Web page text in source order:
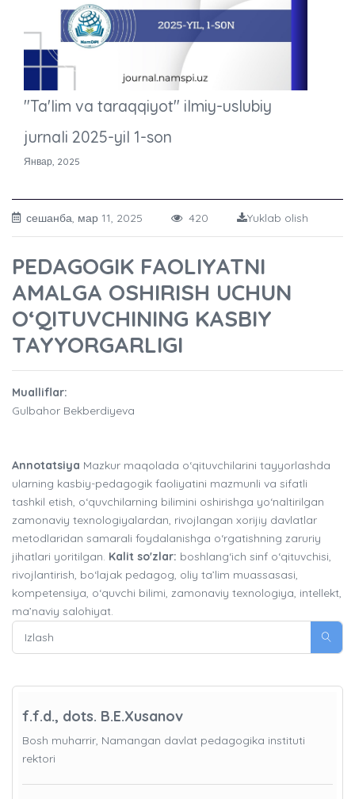
"Ta'lim va taraqqiyot" ilmiy-uslubiy
jurnali 2025-yil 1-son
Январ, 2025
сешанба, мар 11, 2025 420 Yuklab olish
PEDAGOGIK FAOLIYATNI
AMALGA OSHIRISH UCHUN
O‘QITUVCHINING KASBIY
TAYYORGARLIGI
Mualliflar:
Gulbahor Bekberdiyeva
Annotatsiya Mazkur maqolada o‘qituvchilarini tayyorlashda
ularning kasbiy-pedagogik faoliyatini mazmunli va sifatli
tashkil etish, o‘quvchilarning bilimini oshirishga yo‘naltirilgan
zamonaviy texnologiyalardan, rivojlangan xorijiy davlatlar
metodlaridan samarali foydalanishga o‘rgatishning zaruriy
jihatlari yoritilgan. Kalit so'zlar: boshlang‘ich sinf o‘qituvchisi,
rivojlantirish, bo‘lajak pedagog, oliy ta’lim muassasasi,
kompetensiya, o‘quvchi bilimi, zamonaviy texnologiya, intellekt,
ma’naviy salohiyat.
f.f.d., dots. B.E.Xusanov
Bosh muharrir, Namangan davlat pedagogika instituti
rektori